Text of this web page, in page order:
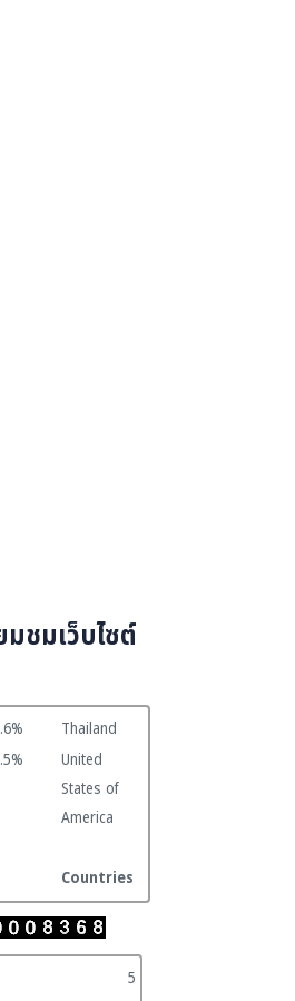
ชมเว็บไซต์
Thailand
United
States of
America
Countries
5